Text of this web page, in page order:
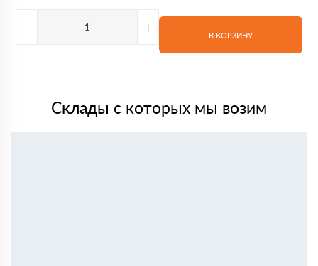
- + В КОРЗИНУ
Склады с которых мы возим